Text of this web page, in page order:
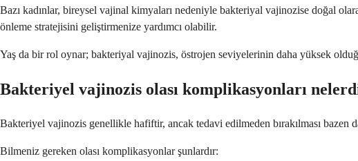
Bazı kadınlar, bireysel vajinal kimyaları nedeniyle bakteriyal vajinozise doğal
önleme stratejisini geliştirmenize yardımcı olabilir.
Yaş da bir rol oynar; bakteriyal vajinozis, östrojen seviyelerinin daha yüksek
Bakteriyel vajinozis olası komplikasyonları
Bakteriyel vajinozis genellikle hafiftir, ancak tedavi edilmeden bırakılması
Bilmeniz gereken olası komplikasyonlar şunlardır: